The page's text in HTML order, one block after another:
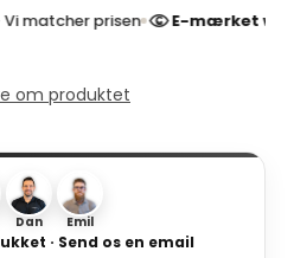
prisen E-mærket webshop
om produktet
Dan Emil
· Send os en email